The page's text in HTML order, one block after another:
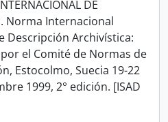
DE
Norma Internacional
Descripción Archivística:
el Comité de Normas de
Estocolmo, Suecia 19-22
1999, 2° edición. [ISAD